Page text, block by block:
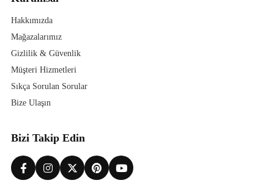
Hakkımızda
Mağazalarımız
Gizlilik & Güvenlik
Müşteri Hizmetleri
Sıkça Sorulan Sorular
Bize Ulaşın
Bizi Takip Edin